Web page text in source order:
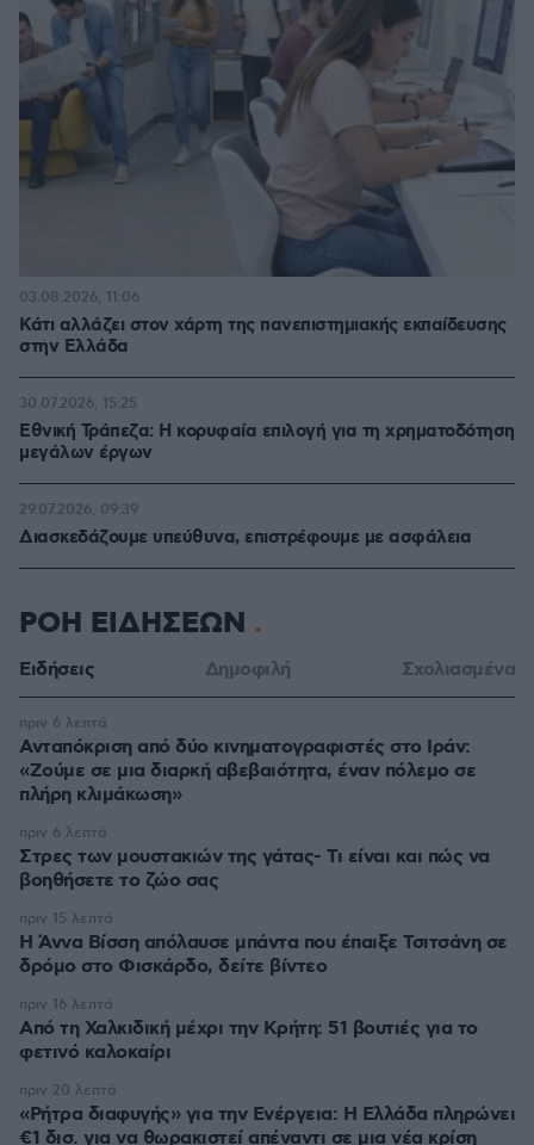
Κάτι αλλάζει στον χάρτη της πανεπιστημιακής εκπαίδευσης
στην Ελλάδα
03.08.2026, 11:06
Εθνική Τράπεζα: Η κορυφαία επιλογή για τη χρηματοδότηση
μεγάλων έργων
30.07.2026, 15:25
Διασκεδάζουμε υπεύθυνα, επιστρέφουμε με ασφάλεια
29.07.2026, 09:39
ΡΟΗ ΕΙΔΗΣΕΩΝ
Ειδήσεις Δημοφιλή Σχολιασμένα
Ανταπόκριση από δύο κινηματογραφιστές στο Ιράν:
«Ζούμε σε μια διαρκή αβεβαιότητα, έναν πόλεμο σε
πλήρη κλιμάκωση»
πριν 6 λεπτά
Στρες των μουστακιών της γάτας- Τι είναι και πώς να
βοηθήσετε το ζώο σας
πριν 6 λεπτά
Η Άννα Βίσση απόλαυσε μπάντα που έπαιξε Τσιτσάνη σε
δρόμο στο Φισκάρδο, δείτε βίντεο
πριν 15 λεπτά
Από τη Χαλκιδική μέχρι την Κρήτη: 51 βουτιές για το
φετινό καλοκαίρι
πριν 16 λεπτά
«Ρήτρα διαφυγής» για την Ενέργεια: Η Ελλάδα πληρώνει
€1 δισ. για να θωρακιστεί απέναντι σε μια νέα κρίση
πριν 20 λεπτά